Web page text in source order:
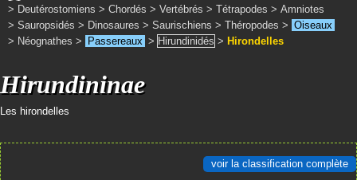
> Deutérostomiens > Chordés > Vertébrés > Tétrapodes > Amniotes
> Sauropsidés > Dinosaures > Saurischiens > Théropodes > Oiseaux
> Néognathes > Passereaux > Hirundinidés > Hirondelles
Hirundininae
Les hirondelles
voir la classification complète